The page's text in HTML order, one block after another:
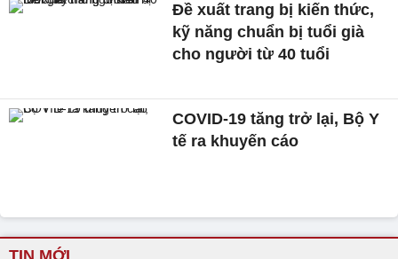
Đề xuất trang bị kiến thức,
kỹ năng chuẩn bị tuổi già
cho người từ 40 tuổi
COVID-19 tăng trở lại, Bộ Y
tế ra khuyến cáo